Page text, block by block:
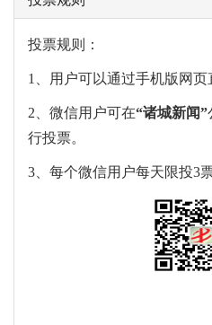
投票规则：
1、用户可以通过手机版网页
2、微信用户可在“诸城新闻”
行投票。
3、每个微信用户每天限投3票